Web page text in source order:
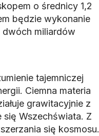
o średnicy 1,2
będzie wykonanie
dwóch miliardów
tajemniczej
Ciemna materia
grawitacyjnie z
Wszechświata. Z
się kosmosu.